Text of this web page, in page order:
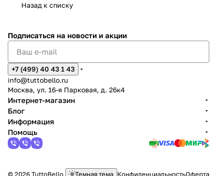
Назад к списку
Подписаться на новости и акции
+7 (499) 40 43 1 43
info@tuttobello.ru
Москва, ул. 16-я Парковая, д. 26к4
Интернет-магазин
Блог
Информация
Помощь
© 2026 TuttoBello Темная тема КонфиденциальностьОферта